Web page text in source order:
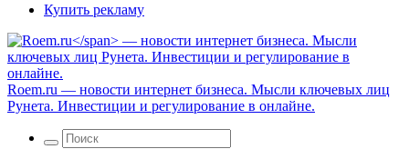
Купить рекламу
Roem.ru — новости интернет бизнеса. Мысли ключевых лиц
Рунета. Инвестиции и регулирование в онлайне.